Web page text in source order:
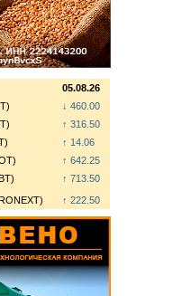
05.08.26
↓ 460.00
↑ 316.50
↑ 14.06
↑ 642.25
↑ 713.50
↑ 222.50